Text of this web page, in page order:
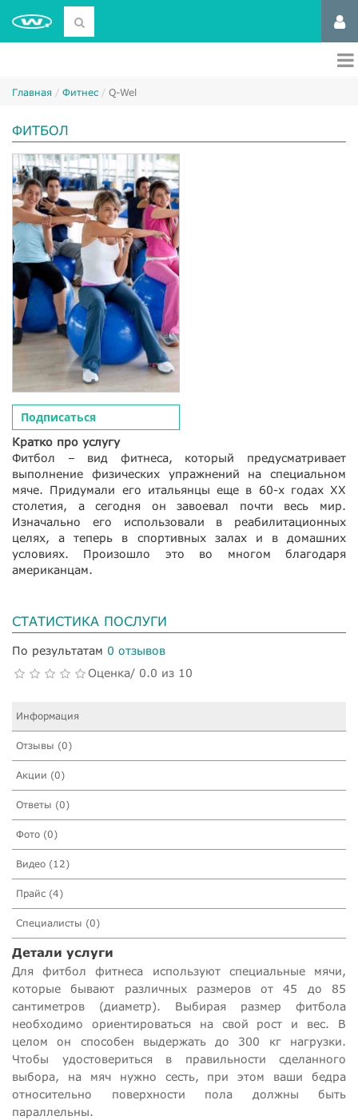
Главная Фитнес Q-Wel
ФИТБОЛ
Подписаться
Кратко про услугу
Фитбол – вид фитнеса, который предусматривает
выполнение физических упражнений на специальном
мяче. Придумали его итальянцы еще в 60-х годах ХХ
столетия, а сегодня он завоевал почти весь мир.
Изначально его использовали в реабилитационных
целях, а теперь в спортивных залах и в домашних
условиях. Произошло это во многом благодаря
американцам.
СТАТИСТИКА ПОСЛУГИ
По результатам 0 отзывов
Оценка/ 0.0 из 10
Информация
Отзывы (0)
Акции (0)
Ответы (0)
Фото (0)
Видео (12)
Прайс (4)
Специалисты (0)
Детали услуги
Для фитбол фитнеса используют специальные мячи,
которые бывают различных размеров от 45 до 85
сантиметров (диаметр). Выбирая размер фитбола
необходимо ориентироваться на свой рост и вес. В
целом он способен выдержать до 300 кг нагрузки.
Чтобы удостовериться в правильности сделанного
выбора, на мяч нужно сесть, при этом ваши бедра
относительно поверхности пола должны быть
параллельны.